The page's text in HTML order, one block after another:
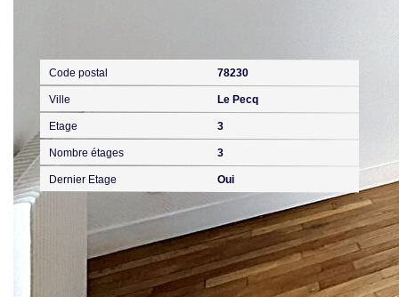
Code postal 78230
Ville Le Pecq
Etage 3
Nombre étages 3
Dernier Etage Oui
Aspects financiers